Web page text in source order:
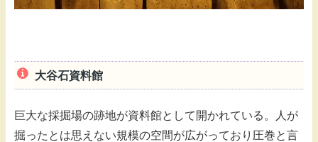
大谷石資料館
巨大な採掘場の跡地が資料館として開かれている。人が
掘ったとは思えない規模の空間が広がっており圧巻と言